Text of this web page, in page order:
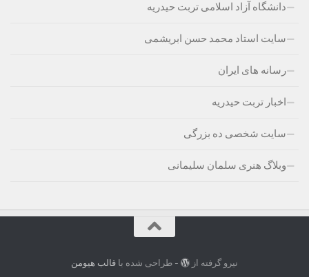
دانشگاه آزاد اسلامی تربت حیدریه
سایت استاد محمد حسن ابریشمی
رسانه های ایران
اخبار تربت حیدریه
سایت شخصی ده بزرگی
وبلاگ هنری سلمان سلیمانی
نیرو گرفته از - طراحی شده باقالب هیومن